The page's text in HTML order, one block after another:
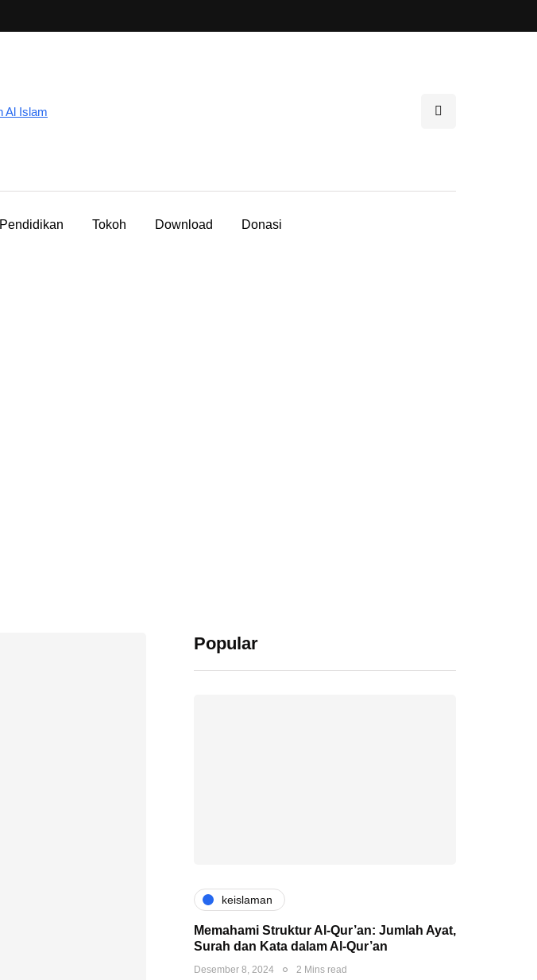
Pendidikan Tokoh Download Donasi
Popular
keislaman
Memahami Struktur Al-Qur’an: Jumlah Ayat,
Surah dan Kata dalam Al-Qur’an
Desember 8, 2024 2 Mins read